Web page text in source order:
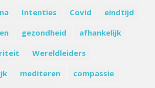
Intenties Covid
eindtijd
gezondheid
afhankelijk
Wereldleiders
mediteren
compassie